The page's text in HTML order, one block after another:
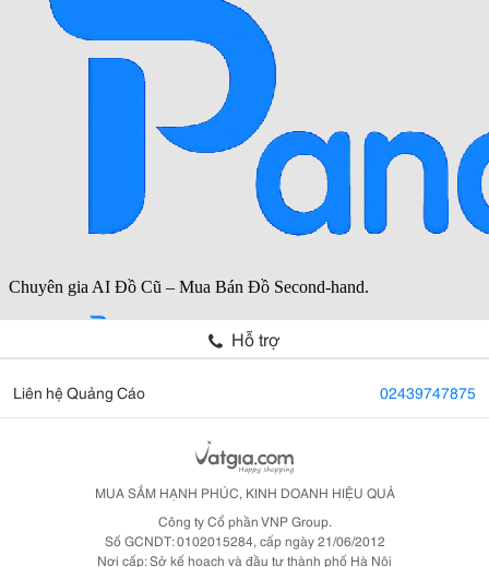
Hỗ trợ
Liên hệ Quảng Cáo 02439747875
MUA SẮM HẠNH PHÚC, KINH DOANH HIỆU QUẢ
Công ty Cổ phần VNP Group.
Số GCNDT: 0102015284, cấp ngày 21/06/2012
Nơi cấp: Sở kế hoạch và đầu tư thành phố Hà Nội